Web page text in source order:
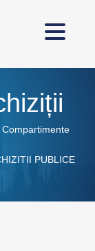
Compartimente
PUBLICE